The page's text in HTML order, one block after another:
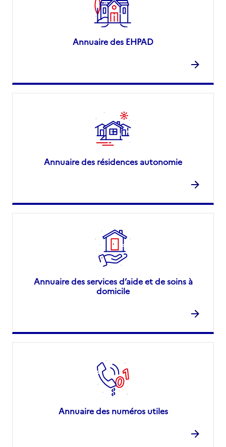
Annuaire des EHPAD
Annuaire des résidences autonomie
Annuaire des services d’aide et de soins à
domicile
Annuaire des numéros utiles